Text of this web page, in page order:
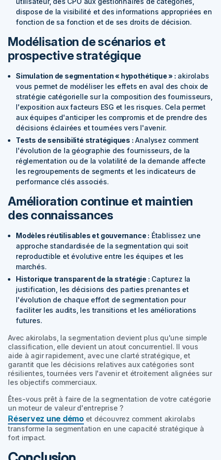
dispose de la visibilité et des informations appropriées en
fonction de sa fonction et de ses droits de décision.
Modélisation de scénarios et
prospective stratégique
Simulation de segmentation « hypothétique » : akirolabs
vous permet de modéliser les effets en aval des choix de
stratégie catégorielle sur la composition des fournisseurs,
l'exposition aux facteurs ESG et les risques. Cela permet
aux équipes d'anticiper les compromis et de prendre des
décisions éclairées et tournées vers l'avenir.
Tests de sensibilité stratégiques : Analysez comment
l'évolution de la géographie des fournisseurs, de la
réglementation ou de la volatilité de la demande affecte
les regroupements de segments et les indicateurs de
performance clés associés.
Amélioration continue et maintien
des connaissances
Modèles réutilisables et gouvernance : Établissez une
approche standardisée de la segmentation qui soit
reproductible et évolutive entre les équipes et les
marchés.
Historique transparent de la stratégie : Capturez la
justification, les décisions des parties prenantes et
l'évolution de chaque effort de segmentation pour
faciliter les audits, les transitions et les améliorations
futures.
Avec akirolabs, la segmentation devient plus qu'une simple
classification, elle devient un atout concurrentiel. Il vous
aide à agir rapidement, avec une clarté stratégique, et
garantit que les décisions relatives aux catégories sont
résilientes, tournées vers l'avenir et étroitement alignées sur
les objectifs commerciaux.
Êtes-vous prêt à faire de la segmentation de votre catégorie
un moteur de valeur d'entreprise ?
Réservez une démoet découvrez comment akirolabs
transforme la segmentation en une capacité stratégique à
fort impact.